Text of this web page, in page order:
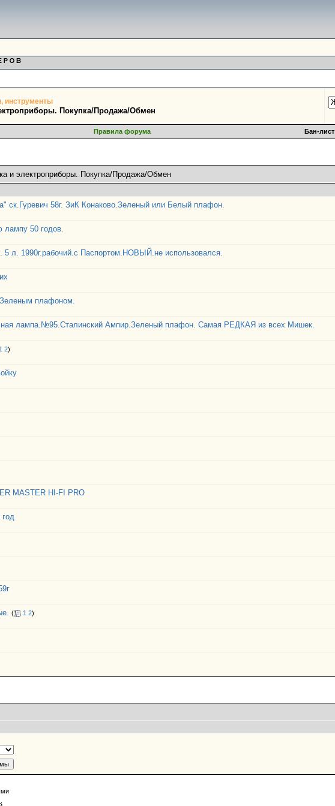
инструменты
Покупка/Продажа/Обмен
Правила форума Бан-лист
и электроприборы. Покупка/Продажа/Обмен
ск.Гуревич 58г. ЗиК Конаково.Зеленый или Белый плафон.
50 годов.
л. 1990г.рабочий.с Паспортом.НОВЫЙ.не использовался.
плафоном.
лампа.№95.Сталинский Ампир.Зеленый плафон. Самая РЕДКАЯ из всех Мишек.
1 2)
MASTER HI-FI PRO
( 1 2)